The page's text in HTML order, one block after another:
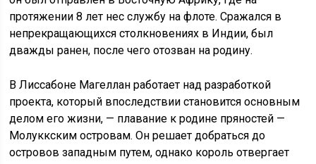
протяжении 8 лет нес службу на флоте. Сражался в
непрекращающихся столкновениях в Индии, был
дважды ранен, после чего отозван на родину.
В Лиссабоне Магеллан работает над разработкой
проекта, который впоследствии становится основным
делом его жизни, — плавание к родине пряностей —
Молуккским островам. Он решает добраться до
островов западным путем, однако король отвергает